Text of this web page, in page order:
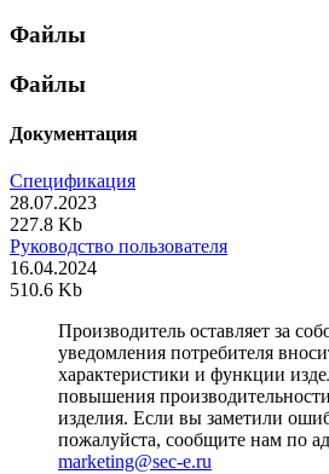
Файлы
Файлы
Документация
Спецификация
28.07.2023
227.8 Kb
Руководство пользователя
16.04.2024
510.6 Kb
Производитель оставляет за
уведомления потребителя
характеристики и функции
повышения
изделия. Если вы заметили
пожалуйста, сообщите нам по
marketing@sec-e.ru